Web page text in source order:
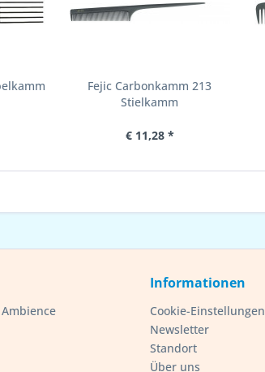
Fejic Carbonkamm 213
Stielkamm
€ 11,28 *
Informationen
Cookie-Einstellungen
Newsletter
Standort
Über uns